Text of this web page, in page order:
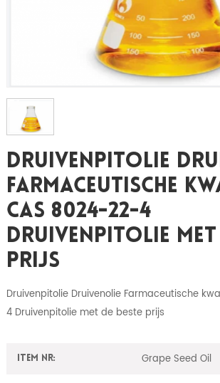
Druivenpitolie
Farmaceutische
CAS 8024-22-4
Druivenpitolie Met
Prijs
Druivenpitolie Druivenolie Farmaceutische
4 Druivenpitolie met de beste prijs
Item nr: Grape Seed Oil